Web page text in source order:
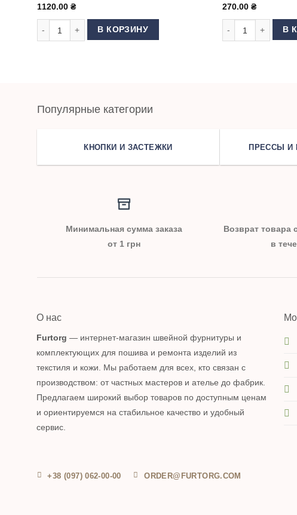
1120.00 ₴
Количество товара Светильник магнитный для швейной машины
В КОРЗИНУ
270.00 ₴
Количество
В
Популярные категории
КНОПКИ И ЗАСТЕЖКИ ПРЕССЫ И
Минимальная сумма заказа
от 1 грн
Возврат товара
в
О нас
Furtorg — интернет-магазин швейной фурнитуры и
комплектующих для пошива и ремонта изделий из
текстиля и кожи. Мы работаем для всех, кто связан с
производством: от частных мастеров и ателье до фабрик.
Предлагаем широкий выбор товаров по доступным ценам
и ориентируемся на стабильное качество и удобный
сервис.
+38 (097) 062-00-00 ORDER@FURTORG.COM